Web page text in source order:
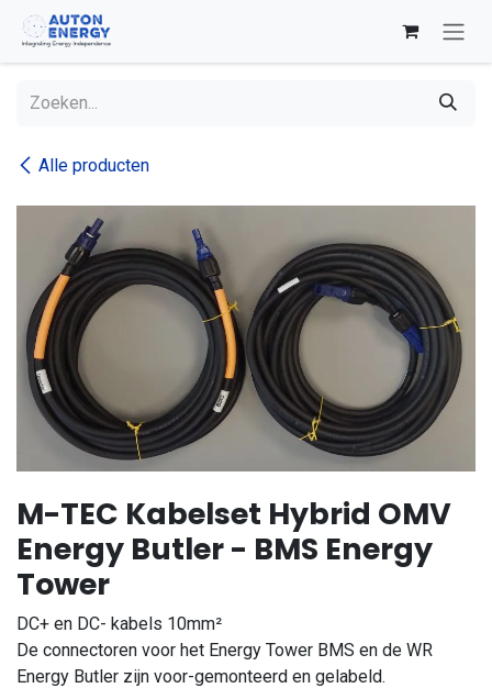
Overslaan naar inhoud
Alle producten
M-TEC Kabelset Hybrid OMV
Energy Butler - BMS Energy
Tower
DC+ en DC- kabels 10mm²
De connectoren voor het Energy Tower BMS en de WR
Energy Butler zijn voor-gemonteerd en gelabeld.